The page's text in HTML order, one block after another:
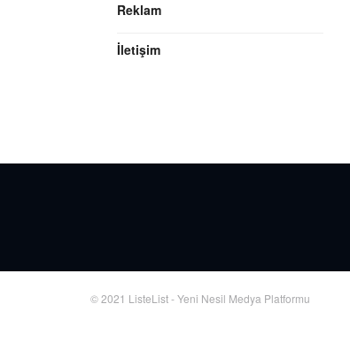
Reklam
İletişim
© 2021 ListeList - Yeni Nesil Medya Platformu